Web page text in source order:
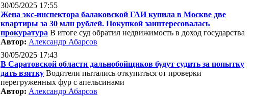
30/05/2025 17:55
Жена экс-инспектора балаковской ГАИ купила в Москве две
квартиры за 30 млн рублей. Покупкой заинтересовалась
прокуратура В итоге суд обратил недвижимость в доход государства
Автор: Александр Абарсов
30/05/2025 17:43
В Саратовской области дальнобойщиков будут судить за попытку
дать взятку Водители пытались откупиться от проверки
перегруженных фур с апельсинами
Автор: Александр Абарсов